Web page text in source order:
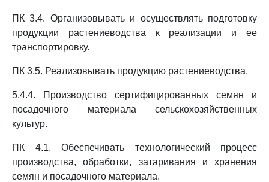
ПК 3.4. Организовывать и осуществлять подготовку
продукции растениеводства к реализации и ее
транспортировку.
ПК 3.5. Реализовывать продукцию растениеводства.
5.4.4. Производство сертифицированных семян и
посадочного материала сельскохозяйственных
культур.
ПК 4.1. Обеспечивать технологический процесс
производства, обработки, затаривания и хранения
семян и посадочного материала.